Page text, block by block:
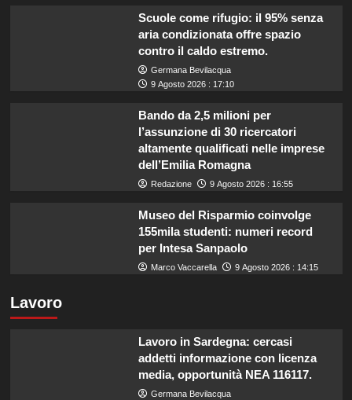
Scuole come rifugio: il 95% senza
aria condizionata offre spazio
contro il caldo estremo.
Germana Bevilacqua
9 Agosto 2026 : 17:10
Bando da 2,5 milioni per
l’assunzione di 30 ricercatori
altamente qualificati nelle imprese
dell’Emilia Romagna
Redazione 9 Agosto 2026 : 16:55
Museo del Risparmio coinvolge
155mila studenti: numeri record
per Intesa Sanpaolo
Marco Vaccarella 9 Agosto 2026 : 14:15
Lavoro
Lavoro in Sardegna: cercasi
addetti informazione con licenza
media, opportunità NEA 116117.
Germana Bevilacqua